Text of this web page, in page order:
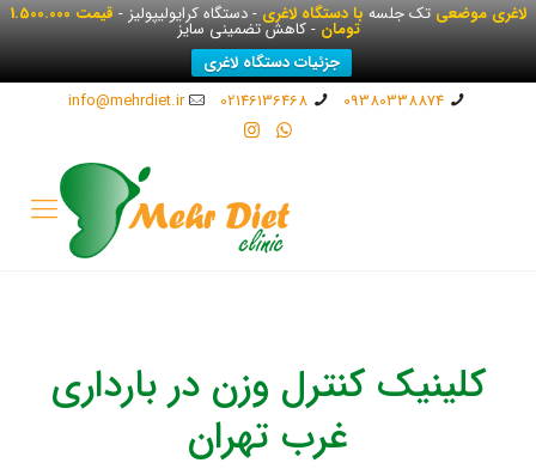
لاغری موضعیتک جلسهبا دستگاه لاغری- دستگاه کرایولیپولیز - قیمت 1.500.000
تومان- کاهش تضمینی سایز
جزئیات دستگاه لاغری
09380338874
02146136468
info@mehrdiet.ir
کلینیک کنترل وزن در بارداری
غرب تهران